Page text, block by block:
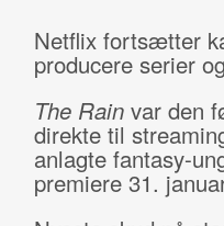
Netflix fortsætter
producere serier
The Rain var den
direkte til
anlagte fantasy-
premiere 31.